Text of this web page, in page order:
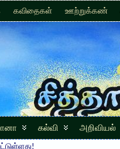
கவிதைகள் ஊற்றுக்கண்
கல்வி அறிவியல்